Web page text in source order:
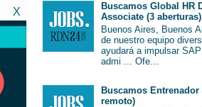
X
Buscamos Global HR
Associate (3 aberturas)
Buenos Aires, Buenos
de nuestro equipo
ayudará a impulsar
admi ... Ofe...
Buscamos
remoto)